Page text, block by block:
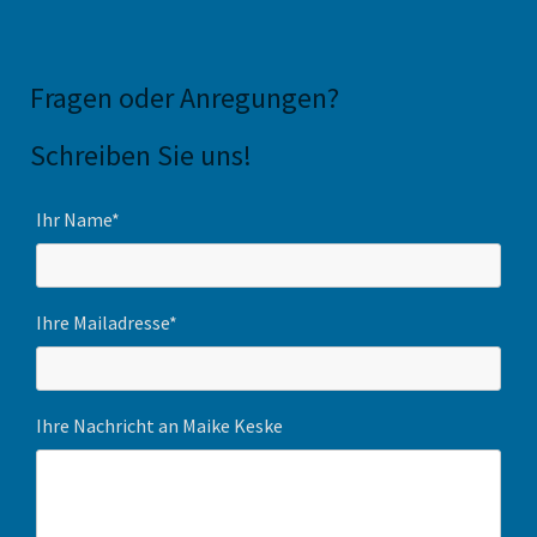
Fragen oder Anregungen?
Schreiben Sie uns!
Ihr Name*
Ihre Mailadresse*
Ihre Nachricht an Maike Keske